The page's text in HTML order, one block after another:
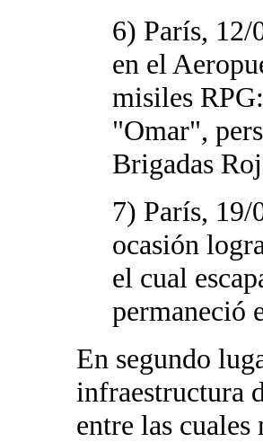
6) París,
en el
misiles
"Omar",
Brigadas
7) París, 19/
ocasión
el cual
permaneció
En segundo
infraestructura
entre las